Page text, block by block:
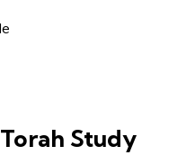
Torah Study